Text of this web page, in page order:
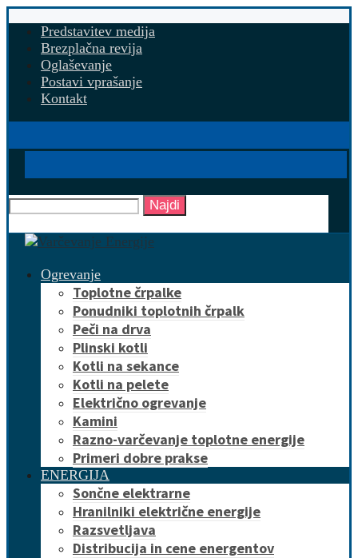
Predstavitev medija
Brezplačna revija
Oglaševanje
Postavi vprašanje
Kontakt
Najdi
Ogrevanje
Toplotne črpalke
Ponudniki toplotnih črpalk
Peči na drva
Plinski kotli
Kotli na sekance
Kotli na pelete
Električno ogrevanje
Kamini
Razno-varčevanje toplotne energije
Primeri dobre prakse
ENERGIJA
Sončne elektrarne
Hranilniki električne energije
Razsvetljava
Distribucija in cene energentov